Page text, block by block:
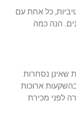
כל אחת עם
הנה כמה
שאינן נסחרות
ארוכות
לפני מכירת